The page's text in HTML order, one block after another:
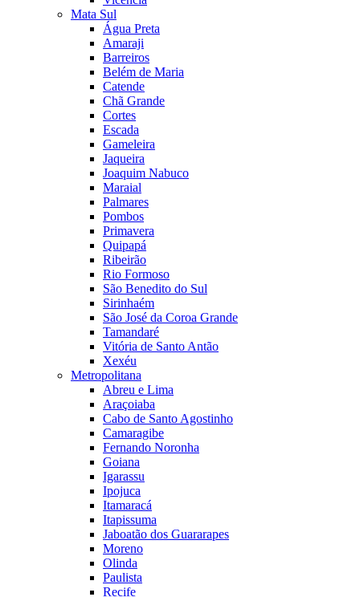
Mata Sul
Água Preta
Amaraji
Barreiros
Belém de Maria
Catende
Chã Grande
Cortes
Escada
Gameleira
Jaqueira
Joaquim Nabuco
Maraial
Palmares
Pombos
Primavera
Quipapá
Ribeirão
Rio Formoso
São Benedito do Sul
Sirinhaém
São José da Coroa Grande
Tamandaré
Vitória de Santo Antão
Xexéu
Metropolitana
Abreu e Lima
Araçoiaba
Cabo de Santo Agostinho
Camaragibe
Fernando Noronha
Goiana
Igarassu
Ipojuca
Itamaracá
Itapissuma
Jaboatão dos Guararapes
Moreno
Olinda
Paulista
Recife